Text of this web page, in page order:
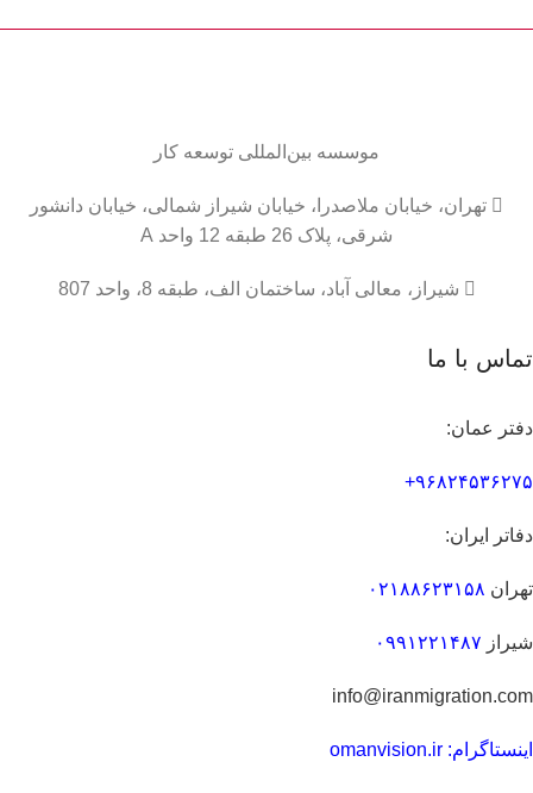
موسسه بین‌المللی توسعه کار
 تهران، خیابان ملاصدرا، خیابان شیراز شمالی، خیابان دانشور
شرقی، پلاک 26 طبقه 12 واحد A
 شیراز، معالی آباد، ساختمان الف، طبقه 8، واحد 807
تماس با ما
دفتر عمان:
۹۶۸۲۴۵۳۶۲۷۵+
دفاتر ایران:
تهران ۰۲۱۸۸۶۲۳۱۵۸
شیراز ۰۹۹۱۲۲۱۴۸۷
info@iranmigration.com
اینستاگرام: omanvision.ir